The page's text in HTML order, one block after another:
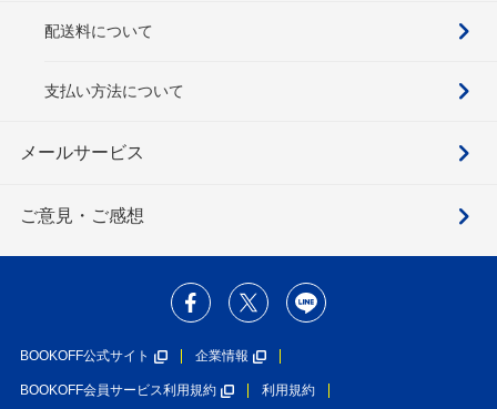
配送料について
支払い方法について
メールサービス
ご意見・ご感想
BOOKOFF公式サイト 企業情報
BOOKOFF会員サービス利用規約 利用規約